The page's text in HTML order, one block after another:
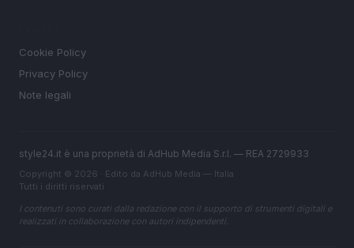
Cookie Policy
Privacy Policy
Note legali
style24.it è una proprietà di AdHub Media S.r.l. — REA 2729933
Copyright © 2026 · Edito da AdHub Media — Italia
Tutti i diritti riservati
I contenuti sono curati dalla redazione con il supporto di strumenti digitali e
realizzati in collaborazione con autori indipendenti.